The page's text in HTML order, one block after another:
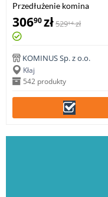
Przedłużenie komina
prostokątne 1mb gr.0,8mm
30690zł52914 zł
KOMINUS Sp. z o.o.
Kłaj
542 produkty